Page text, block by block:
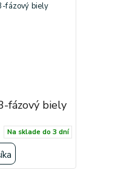
fázový biely
Na sklade do 3 dní